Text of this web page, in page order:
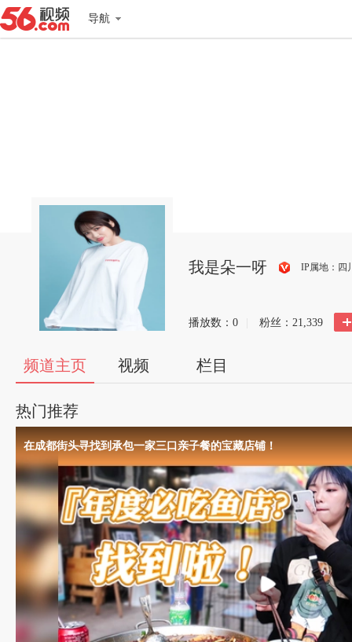
导航
我是朵一呀
狐
频
自
媒
出
品
IP属地：四
播放数： 0 粉丝： 21,339
频道主页 视频 栏目
热门推荐
在成都街头寻找到承包一家三口亲子餐的宝藏店铺！